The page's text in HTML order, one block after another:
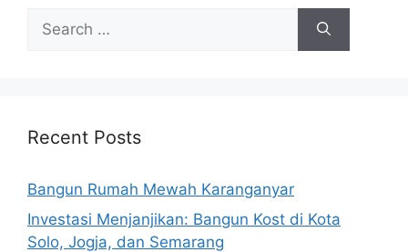
for:
Recent Posts
Bangun Rumah Mewah Karanganyar
Investasi Menjanjikan: Bangun Kost di Kota
Solo, Jogja, dan Semarang